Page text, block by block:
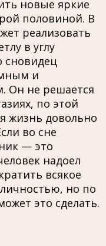
новые яркие
половиной. В
реализовать
в углу
сновидец
и
Он не решается
по этой
жизнь довольно
во сне
— это
надоел
всякое
но по
это сделать.